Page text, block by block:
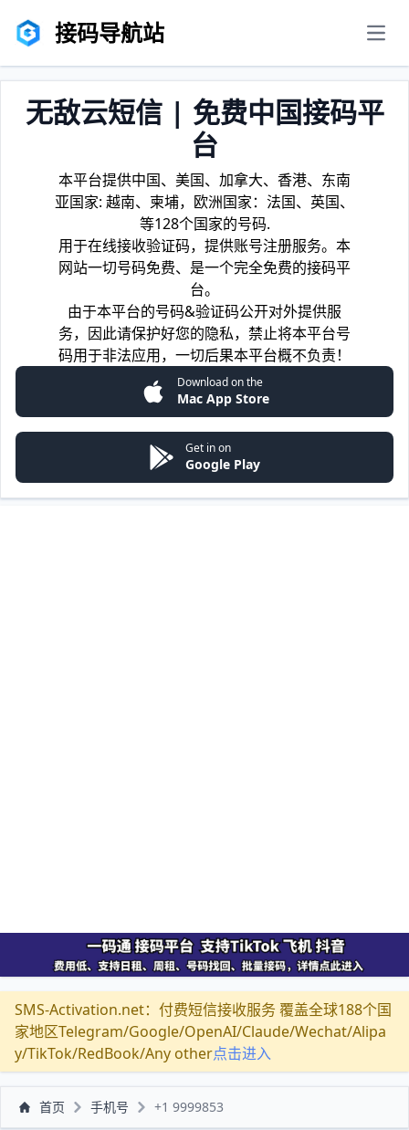
接码导航站
无敌云短信 | 免费中国接码平
台
本平台提供中国、美国、加拿大、香港、东南
亚国家: 越南、柬埔，欧洲国家：法国、英国、
等128个国家的号码.
用于在线接收验证码，提供账号注册服务。本
网站一切号码免费、是一个完全免费的接码平
台。
由于本平台的号码&验证码公开对外提供服
务，因此请保护好您的隐私，禁止将本平台号
码用于非法应用，一切后果本平台概不负责！
Download on the
Mac App Store
Get in on
Google Play
SMS-Activation.net：付费短信接收服务 覆盖全球188个国
家地区Telegram/Google/OpenAI/Claude/Wechat/Alipa
y/TikTok/RedBook/Any other点击进入
首页 手机号 +1 9999853